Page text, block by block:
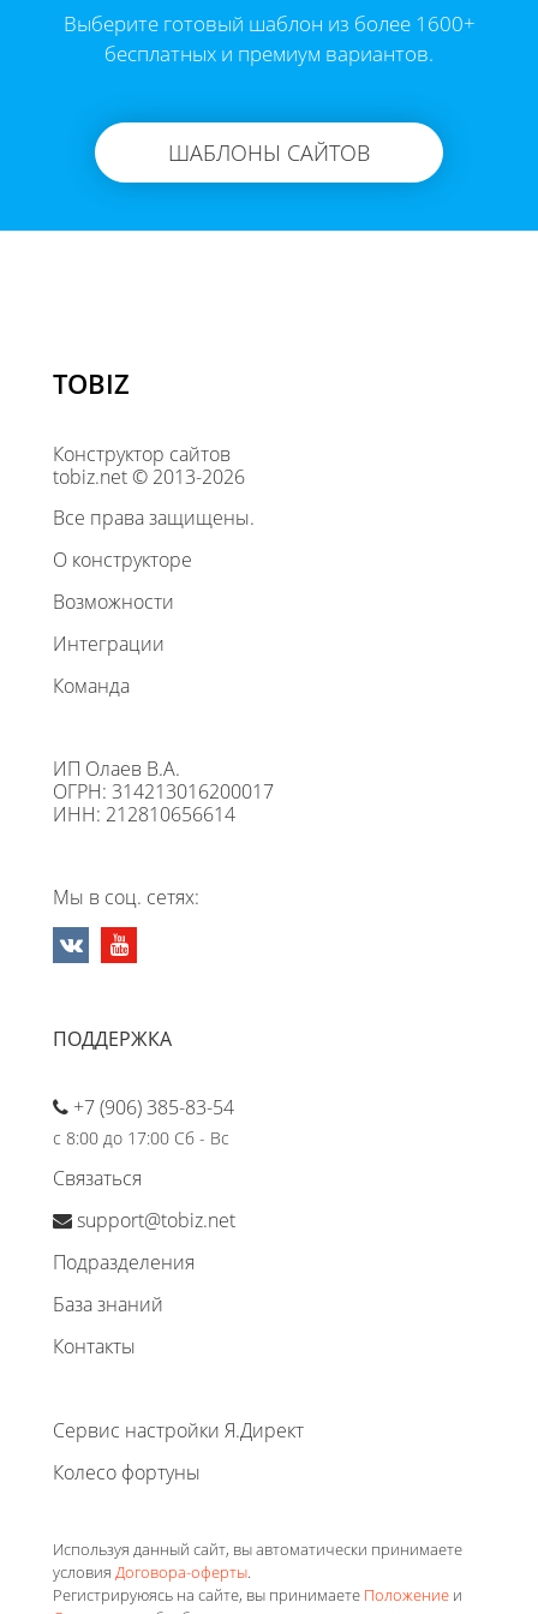
Выберите готовый шаблон из более 1600+
бесплатных и премиум вариантов.
ШАБЛОНЫ САЙТОВ
TOBIZ
Конструктор сайтов
tobiz.net © 2013-2026
Все права защищены.
О конструкторе
Возможности
Интеграции
Команда
ИП Олаев В.А.
ОГРН: 314213016200017
ИНН: 212810656614
Мы в соц. сетях:
ПОДДЕРЖКА
+7 (906) 385-83-54
с 8:00 до 17:00 Сб - Вс
Связаться
support@tobiz.net
Подразделения
База знаний
Контакты
Сервис настройки Я.Директ
Колесо фортуны
Используя данный сайт, вы автоматически принимаете
условия Договора-оферты.
Регистрируюясь на сайте, вы принимаете Положение и